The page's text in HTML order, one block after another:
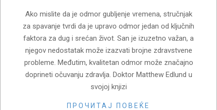
Ako mislite da je odmor gubljenje vremena, stručnjak
za spavanje tvrdi da je upravo odmor jedan od ključnih
faktora za dug i srećan život. San je izuzetno važan, a
njegov nedostatak može izazvati brojne zdravstvene
probleme. Međutim, kvalitetan odmor može značajno
doprineti očuvanju zdravlja. Doktor Matthew Edlund u
svojoj knjizi
ПРОЧИТАЈ ПОВЕЌЕ